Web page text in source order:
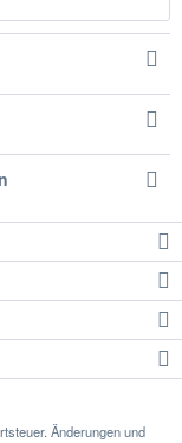
Änderungen und